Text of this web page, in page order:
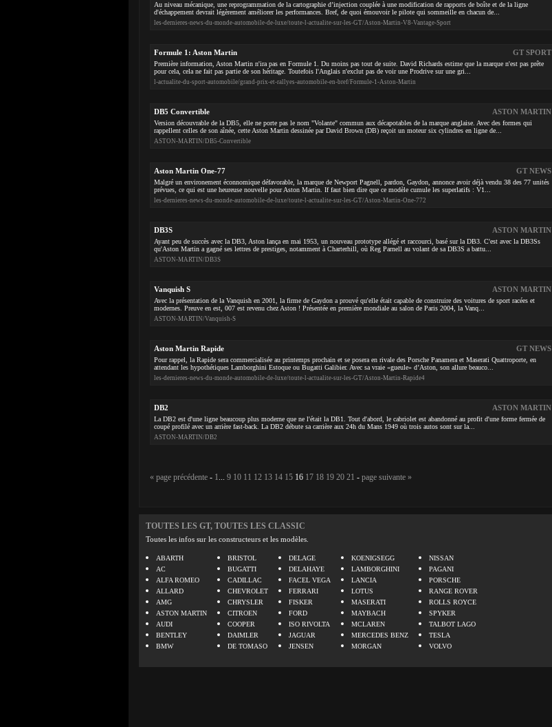
Au niveau mécanique, une reprogrammation de la cartographie d’injection couplée à une modification de rapports de boîte et de la ligne
d'échappement devrait légèrement améliorer les performances. Bref, de quoi émouvoir le pilote qui sommeille en chacun de...
les-dernieres-news-du-monde-automobile-de-luxe/toute-l-actualite-sur-les-GT/Aston-Martin-V8-Vantage-Sport
GT SPORT
Formule 1: Aston Martin
Première information, Aston Martin n'ira pas en Formule 1. Du moins pas tout de suite. David Richards estime que la marque n'est pas prête
pour cela, cela ne fait pas partie de son héritage. Toutefois l'Anglais n'exclut pas de voir une Prodrive sur une gri...
l-actualite-du-sport-automobile/grand-prix-et-rallyes-automobile-en-bref/Formule-1-Aston-Martin
ASTON MARTIN
DB5 Convertible
Version découvrable de la DB5, elle ne porte pas le nom "Volante" commun aux décapotables de la marque anglaise. Avec des formes qui
rappellent celles de son aînée, cette Aston Martin dessinée par David Brown (DB) reçoit un moteur six cylindres en ligne de...
ASTON-MARTIN/DB5-Convertible
GT NEWS
Aston Martin One-77
Malgré un environement éconnomique défavorable, la marque de Newport Pagnell, pardon, Gaydon, annonce avoir déjà vendu 38 des 77 unités
prévues, ce qui est une heureuse nouvelle pour Aston Martin. If faut bien dire que ce modèle cumule les superlatifs : V1...
les-dernieres-news-du-monde-automobile-de-luxe/toute-l-actualite-sur-les-GT/Aston-Martin-One-772
ASTON MARTIN
DB3S
Ayant peu de succès avec la DB3, Aston lança en mai 1953, un nouveau prototype allégé et raccourci, basé sur la DB3. C'est avec la DB3Ss
qu'Aston Martin a gagné ses lettres de prestiges, notamment à Charterhill, où Reg Parnell au volant de sa DB3S a battu...
ASTON-MARTIN/DB3S
ASTON MARTIN
Vanquish S
Avec la présentation de la Vanquish en 2001, la firme de Gaydon a prouvé qu'elle était capable de construire des voitures de sport racées et
modernes. Preuve en est, 007 est revenu chez Aston ! Présentée en première mondiale au salon de Paris 2004, la Vanq...
ASTON-MARTIN/Vanquish-S
GT NEWS
Aston Martin Rapide
Pour rappel, la Rapide sera commercialisée au printemps prochain et se posera en rivale des Porsche Panamera et Maserati Quattroporte, en
attendant les hypothétiques Lamborghini Estoque ou Bugatti Galibier. Avec sa vraie «gueule» d’Aston, son allure beauco...
les-dernieres-news-du-monde-automobile-de-luxe/toute-l-actualite-sur-les-GT/Aston-Martin-Rapide4
ASTON MARTIN
DB2
La DB2 est d'une ligne beaucoup plus moderne que ne l'était la DB1. Tout d'abord, le cabriolet est abandonné au profit d'une forme fermée de
coupé profilé avec un arrière fast-back. La DB2 débute sa carrière aux 24h du Mans 1949 où trois autos sont sur la...
ASTON-MARTIN/DB2
« page précédente - 1... 9 10 11 12 13 14 15 16 17 18 19 20 21 - page suivante »
TOUTES LES GT, TOUTES LES CLASSIC
Toutes les infos sur les constructeurs et les modèles.
ABARTH
AC
ALFA ROMEO
ALLARD
AMG
ASTON MARTIN
AUDI
BENTLEY
BMW
BRISTOL
BUGATTI
CADILLAC
CHEVROLET
CHRYSLER
CITROEN
COOPER
DAIMLER
DE TOMASO
DELAGE
DELAHAYE
FACEL VEGA
FERRARI
FISKER
FORD
ISO RIVOLTA
JAGUAR
JENSEN
KOENIGSEGG
LAMBORGHINI
LANCIA
LOTUS
MASERATI
MAYBACH
MCLAREN
MERCEDES BENZ
MORGAN
NISSAN
PAGANI
PORSCHE
RANGE ROVER
ROLLS ROYCE
SPYKER
TALBOT LAGO
TESLA
VOLVO